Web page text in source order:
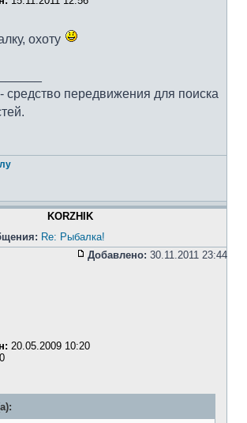
охоту
передвижения для поиска
KORZHIK
Re: Рыбалка!
Добавлено: 30.11.2011 23:44
20.05.2009 10:20